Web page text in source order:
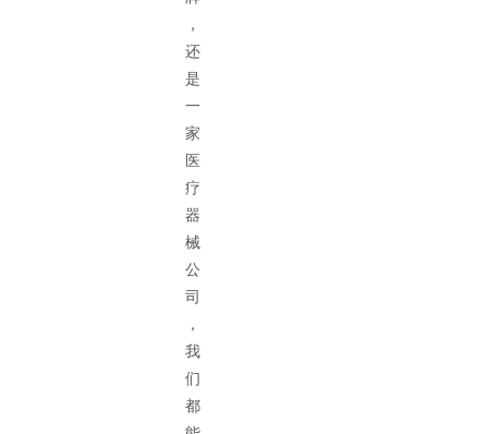
，
还
是
一
家
医
疗
器
械
公
司
，
我
们
都